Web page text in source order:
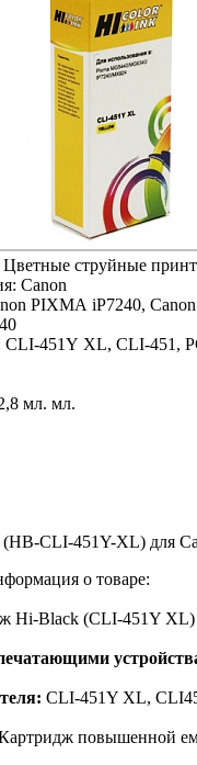
Цветные струйные
Canon
PIXMA iP7240,
CLI-451Y XL, CLI-451,
мл. мл.
CLI-451Y-XL) для
о товаре:
Hi-Black (CLI-451Y
CLI-451Y XL,
повышенной